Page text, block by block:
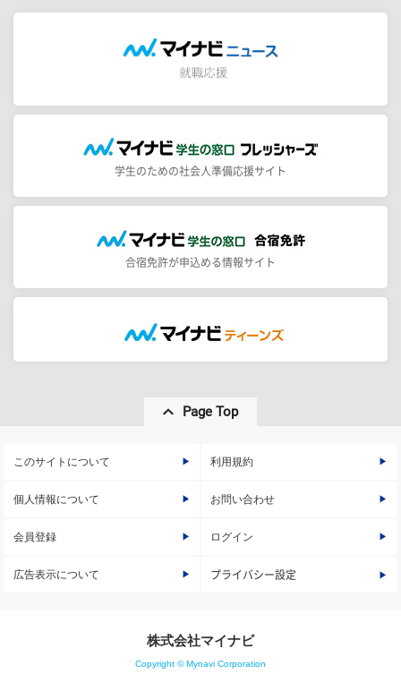
学生のための社会人準備応援サイト
合宿免許が申込める情報サイト
Page Top
このサイトについて 利用規約
個人情報について お問い合わせ
会員登録 ログイン
広告表示について プライバシー設定
株式会社マイナビ
Copyright © Mynavi Corporation